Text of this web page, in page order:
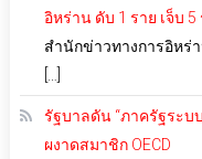
อิหร่าน ดับ 1 ราย เจ็บ 5
สำนักข่าวทางการอิหร่า
รัฐบาลดัน “ภาครัฐระบ
ผงาดสมาชิก OECD